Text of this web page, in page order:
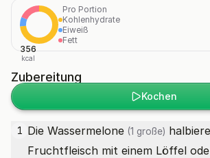
356
kcal
Pro Portion
Kohlenhydrate
Eiweiß
Fett
Zubereitung
Kochen
1 Die Wassermelone (1 große)
Fruchtfleisch mit einem Löffel